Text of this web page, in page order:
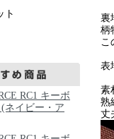
ト
RC1 キーボ
ネイビー・ア
裏
柄
こ
表
素
熟
丈